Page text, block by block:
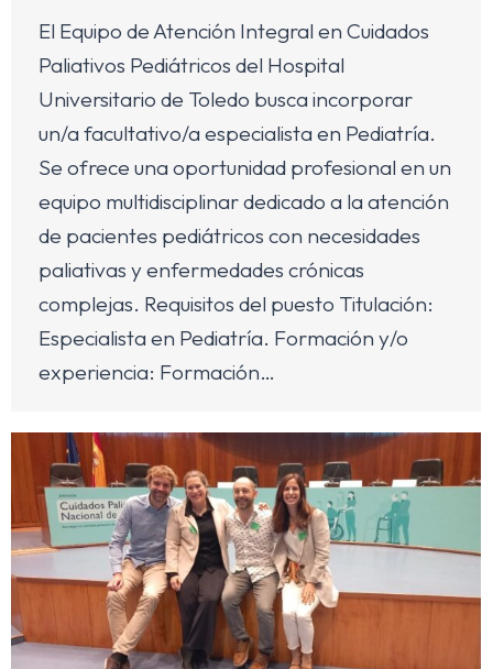
El Equipo de Atención Integral en Cuidados
Paliativos Pediátricos del Hospital
Universitario de Toledo busca incorporar
un/a facultativo/a especialista en Pediatría.
Se ofrece una oportunidad profesional en un
equipo multidisciplinar dedicado a la atención
de pacientes pediátricos con necesidades
paliativas y enfermedades crónicas
complejas. Requisitos del puesto Titulación:
Especialista en Pediatría. Formación y/o
experiencia: Formación…